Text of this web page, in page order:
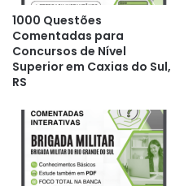
1000 Questões
Comentadas para
Concursos de Nível
Superior em Caxias do Sul,
RS